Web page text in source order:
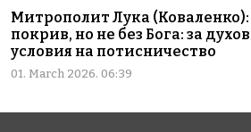
Митрополит Лука (Коваленко):
покрив, но не без Бога: за
условия на потисничество
01. March 2026. 06:39